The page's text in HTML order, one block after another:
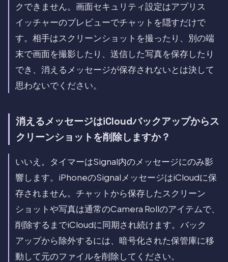
クできません。画面セキュリティ設定はアプリス
イッチャーのプレビューでチャットを隠すだけで
す。相手はスクリーンショットを撮ったり、別の端
末で画面を撮影したり、送信した写真を保存したり
でき、消えるメッセージが保存されないとは決して
思わないでください。
消えるメッセージはiCloudバックアップからス
クリーンショットを削除しますか？
いいえ。タイマーはSignal内のメッセージにのみ影
響します。iPhoneのSignalメッセージはiCloudに保
存されません。チャットから保存したスクリーン
ショットや写真は通常のCamera Rollのアイテムで、
削除するまでiCloudに同期され続けます。バック
アップから除外するには、暗号化された保管庫に移
動して元のファイルを削除してください。